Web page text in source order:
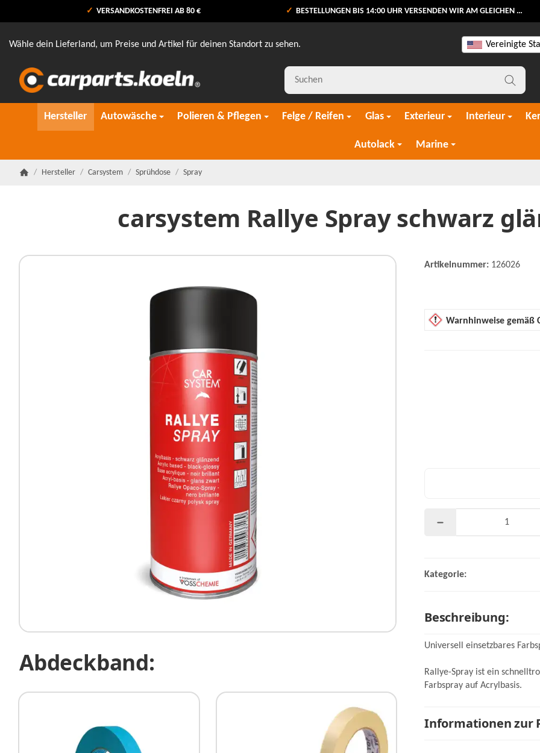
VERSANDKOSTENFREI AB 80 € BESTELLUNGEN BIS 14:00 UHR VERSENDEN WIR AM GLEICHEN WERKTAG
Wähle dein Lieferland, um Preise und Artikel für deinen Standort zu sehen. Vereinigte
Hersteller Autowäsche Polieren & Pflegen Felge / Reifen Glas Exterieur Interieur
Autolack Marine
/ Hersteller / Carsystem / Sprühdose / Spray
carsystem Rallye Spray schwarz
Abdeckband:
Artikelnummer: 126026
Warnhinweise gemäß
Kategorie:
Beschreibung:
Universell einsetzbares
Rallye-Spray ist ein
Farbspray auf Acrylbasis.
Informationen zur